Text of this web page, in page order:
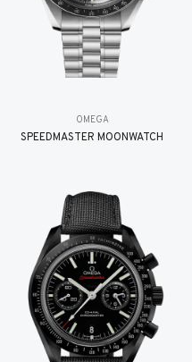
OMEGA
SPEEDMASTER MOONWATCH